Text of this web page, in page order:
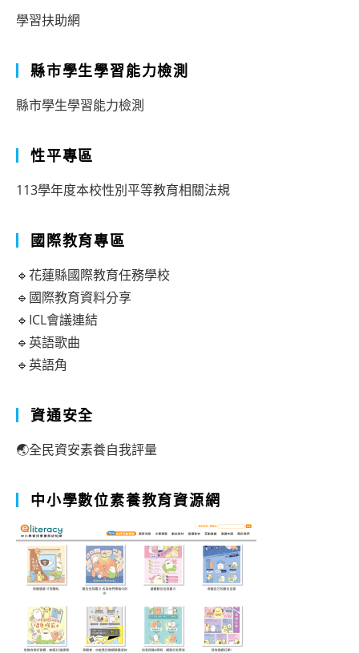
學習扶助網
縣市學生學習能力檢測
縣市學生學習能力檢測
性平專區
113學年度本校性別平等教育相關法規
國際教育專區
🔹花蓮縣國際教育任務學校
🔹國際教育資料分享
🔹ICL會議連結
🔹英語歌曲
🔹英語角
資通安全
🌏全民資安素養自我評量
中小學數位素養教育資源網